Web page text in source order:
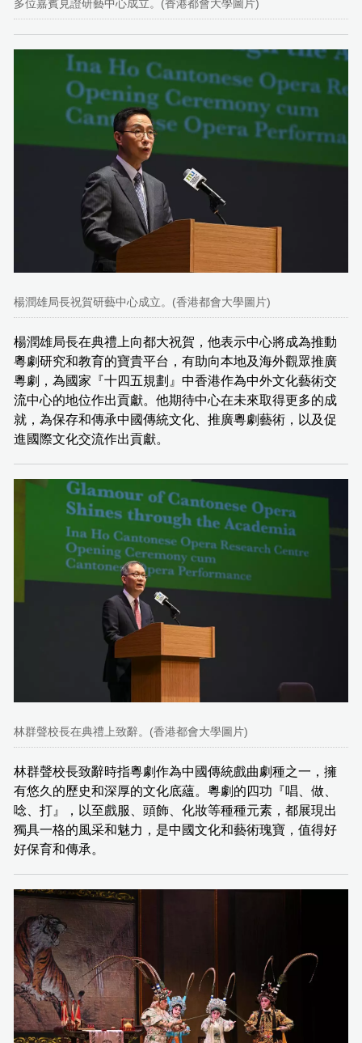
多位嘉賓見證研藝中心成立。(香港都會大學圖片)
楊潤雄局長祝賀研藝中心成立。(香港都會大學圖片)
楊潤雄局長在典禮上向都大祝賀，他表示中心將成為推動
粵劇研究和教育的寶貴平台，有助向本地及海外觀眾推廣
粵劇，為國家『十四五規劃』中香港作為中外文化藝術交
流中心的地位作出貢獻。他期待中心在未來取得更多的成
就，為保存和傳承中國傳統文化、推廣粵劇藝術，以及促
進國際文化交流作出貢獻。
林群聲校長在典禮上致辭。(香港都會大學圖片)
林群聲校長致辭時指粵劇作為中國傳統戲曲劇種之一，擁
有悠久的歷史和深厚的文化底蘊。粵劇的四功『唱、做、
唸、打』，以至戲服、頭飾、化妝等種種元素，都展現出
獨具一格的風采和魅力，是中國文化和藝術瑰寶，值得好
好保育和傳承。